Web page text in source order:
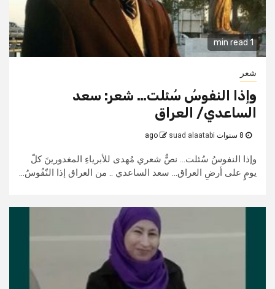
1 min read
شعر
وإذا النفوسُ سُئلت… شعر: سعد
الساعدي/ العراق
suad alaatabi
وإذا النفوسُ سُئلت... نصٌّ شعري مُهدى للأبرياءِ المغدورينَ كلّ
يومٍ على أرضِ العراق... سعد الساعدي .. من العراق إذا النّفُوسُ...